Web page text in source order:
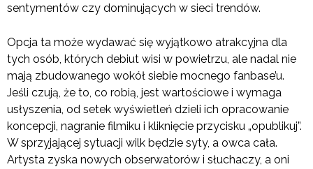
sentymentów czy dominujących w sieci trendów.
Opcja ta może wydawać się wyjątkowo atrakcyjna dla
tych osób, których debiut wisi w powietrzu, ale nadal nie
mają zbudowanego wokół siebie mocnego fanbase’u.
Jeśli czują, że to, co robią, jest wartościowe i wymaga
usłyszenia, od setek wyświetleń dzieli ich opracowanie
koncepcji, nagranie filmiku i kliknięcie przycisku „opublikuj”.
W sprzyjającej sytuacji wilk będzie syty, a owca cała.
Artysta zyska nowych obserwatorów i słuchaczy, a oni